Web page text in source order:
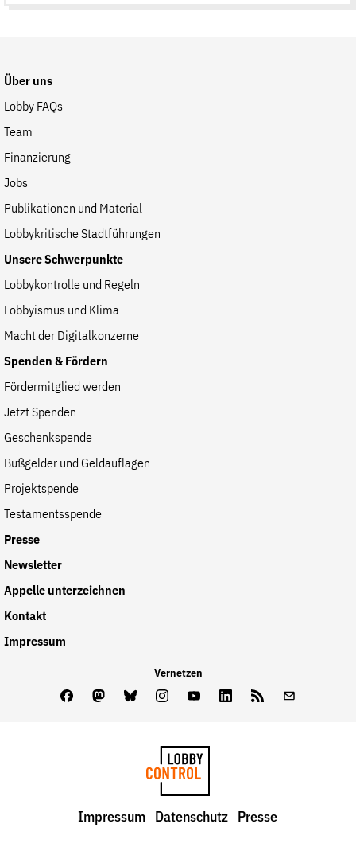
Über uns
Lobby FAQs
Team
Finanzierung
Jobs
Publikationen und Material
Lobbykritische Stadtführungen
Unsere Schwerpunkte
Lobbykontrolle und Regeln
Lobbyismus und Klima
Macht der Digitalkonzerne
Spenden & Fördern
Fördermitglied werden
Jetzt Spenden
Geschenkspende
Bußgelder und Geldauflagen
Projektspende
Testamentsspende
Presse
Newsletter
Appelle unterzeichnen
Kontakt
Impressum
Vernetzen
FacebookMastodon
BlueskyInstagram
YoutubeLinkedInFeed
LobbyControl
Impressum Datenschutz Presse